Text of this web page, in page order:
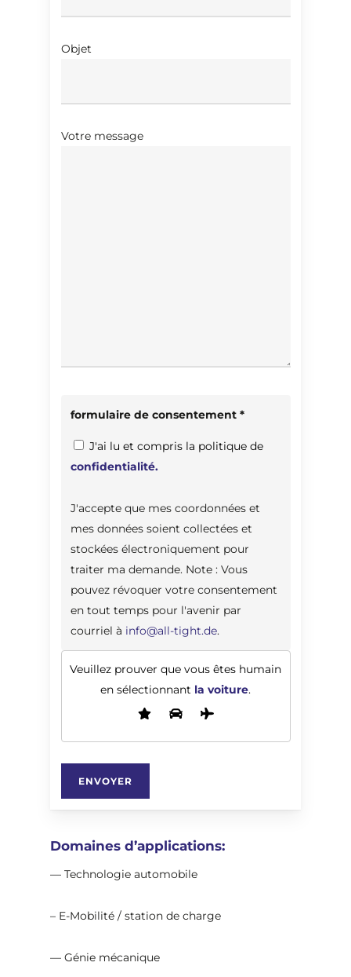
Objet
Votre message
formulaire de consentement *
J'ai lu et compris la politique de
confidentialité.
J'accepte que mes coordonnées et
mes données soient collectées et
stockées électroniquement pour
traiter ma demande. Note : Vous
pouvez révoquer votre consentement
en tout temps pour l'avenir par
courriel à info@all-tight.de.
Veuillez prouver que vous êtes humain
en sélectionnant la voiture.
Domaines d’applications:
— Technologie automobile
– E-Mobilité / station de charge
— Génie mécanique